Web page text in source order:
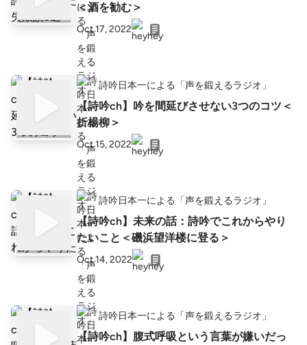
＜酒を勧む＞
Oct 17, 2022
詩吟日本一による「声を鍛えるラジオ」
【詩吟ch】吟を間延びさせない3つのコツ＜
折楊柳＞
Oct 15, 2022
詩吟日本一による「声を鍛えるラジオ」
【詩吟ch】未来の話：詩吟でこれからやり
たいこと＜磯浜望洋楼に登る＞
Oct 14, 2022
詩吟日本一による「声を鍛えるラジオ」
【詩吟ch】腹式呼吸という言葉が嫌いだっ